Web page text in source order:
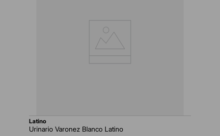
latino
Urinario Varonez Blanco Latino